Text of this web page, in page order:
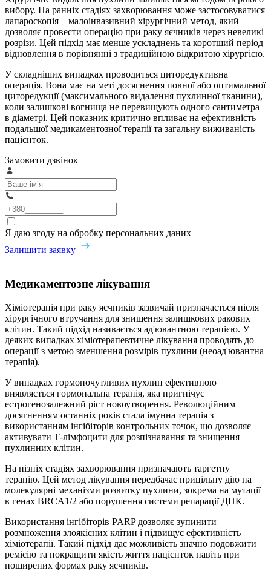
вибору. На ранніх стадіях захворювання може застосовуватися
лапароскопія – малоінвазивний хірургічний метод, який
дозволяє провести операцію при раку яєчників через невеликі
розрізи. Цей підхід має менше ускладнень та коротший період
відновлення в порівнянні з традиційною відкритою хірургією.
У складніших випадках проводиться циторедуктивна
операція. Вона має на меті досягнення повної або оптимальної
циторедукції (максимального видалення пухлинної тканини),
коли залишкові вогнища не перевищують одного сантиметра
в діаметрі. Цей показник критично впливає на ефективність
подальшої медикаментозної терапії та загальну виживаність
пацієнток.
Замовити дзвінок
Я даю згоду на обробку персональних даних
Залишити заявку
Медикаментозне лікування
Хіміотерапія при раку яєчників зазвичай призначається після
хірургічного втручання для знищення залишкових ракових
клітин. Такий підхід називається ад'ювантною терапією. У
деяких випадках хіміотерапевтичне лікування проводять до
операції з метою зменшення розмірів пухлини (неоад'ювантна
терапія).
У випадках гормоночутливих пухлин ефективною
виявляється гормональна терапія, яка пригнічує
естрогенозалежний ріст новоутворення. Революційним
досягненням останніх років стала імунна терапія з
використанням інгібіторів контрольних точок, що дозволяє
активувати Т-лімфоцити для розпізнавання та знищення
пухлинних клітин.
На пізніх стадіях захворювання призначають таргетну
терапію. Цей метод лікування передбачає прицільну дію на
молекулярні механізми розвитку пухлини, зокрема на мутації
в генах BRCA1/2 або порушення системи репарації ДНК.
Використання інгібіторів PARP дозволяє зупинити
розмноження злоякісних клітин і підвищує ефективність
хіміотерапії. Такий підхід дає можливість значно подовжити
ремісію та покращити якість життя пацієнток навіть при
поширених формах раку яєчників.